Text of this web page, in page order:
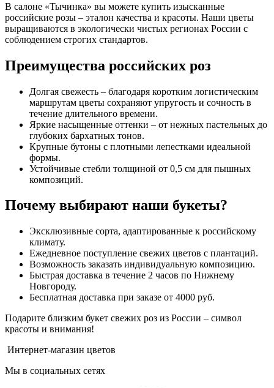
В салоне «Тычинка» вы можете купить изысканные
российские розы – эталон качества и красоты. Наши цветы
выращиваются в экологически чистых регионах России с
соблюдением строгих стандартов.
Преимущества российских роз
Долгая свежесть – благодаря коротким логистическим
маршрутам цветы сохраняют упругость и сочность в
течение длительного времени.
Яркие насыщенные оттенки – от нежных пастельных до
глубоких бархатных тонов.
Крупные бутоны с плотными лепестками идеальной
формы.
Устойчивые стебли толщиной от 0,5 см для пышных
композиций.
Почему выбирают наши букеты?
Эксклюзивные сорта, адаптированные к российскому
климату.
Ежедневное поступление свежих цветов с плантаций.
Возможность заказать индивидуальную композицию.
Быстрая доставка в течение 2 часов по Нижнему
Новгороду.
Бесплатная доставка при заказе от 4000 руб.
Подарите близким букет свежих роз из России – символ
красоты и внимания!
Интернет-магазин цветов
Мы в социальных сетях